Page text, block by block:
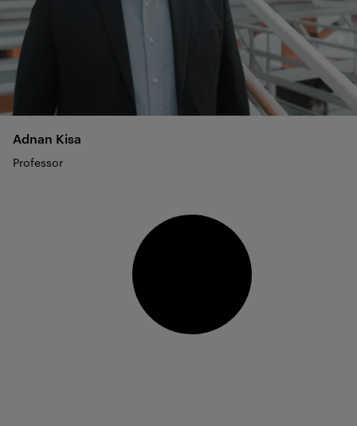
Adnan Kisa
Professor